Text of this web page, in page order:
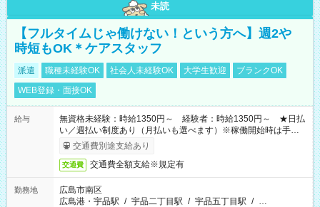
未読
【フルタイムじゃ働けない！という方へ】週2や
時短もOK＊ケアスタッフ
派遣 職種未経験OK 社会人未経験OK 大学生歓迎
ブランクOK
WEB登録・面接OK
給与
無資格未経験：時給1350円～ 経験者：時給1350円～ ★日払
い／週払い制度あり（月払いも選べます）※稼働開始時は手続き
完了次第のお支払いとなります。
交通費別途支給あり
交通費 交通費全額支給※規定有
勤務地
広島市南区
広島港・宇品駅 / 宇品二丁目駅 / 宇品五丁目駅 / …